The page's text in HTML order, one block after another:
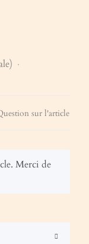
sur l'article
Merci de